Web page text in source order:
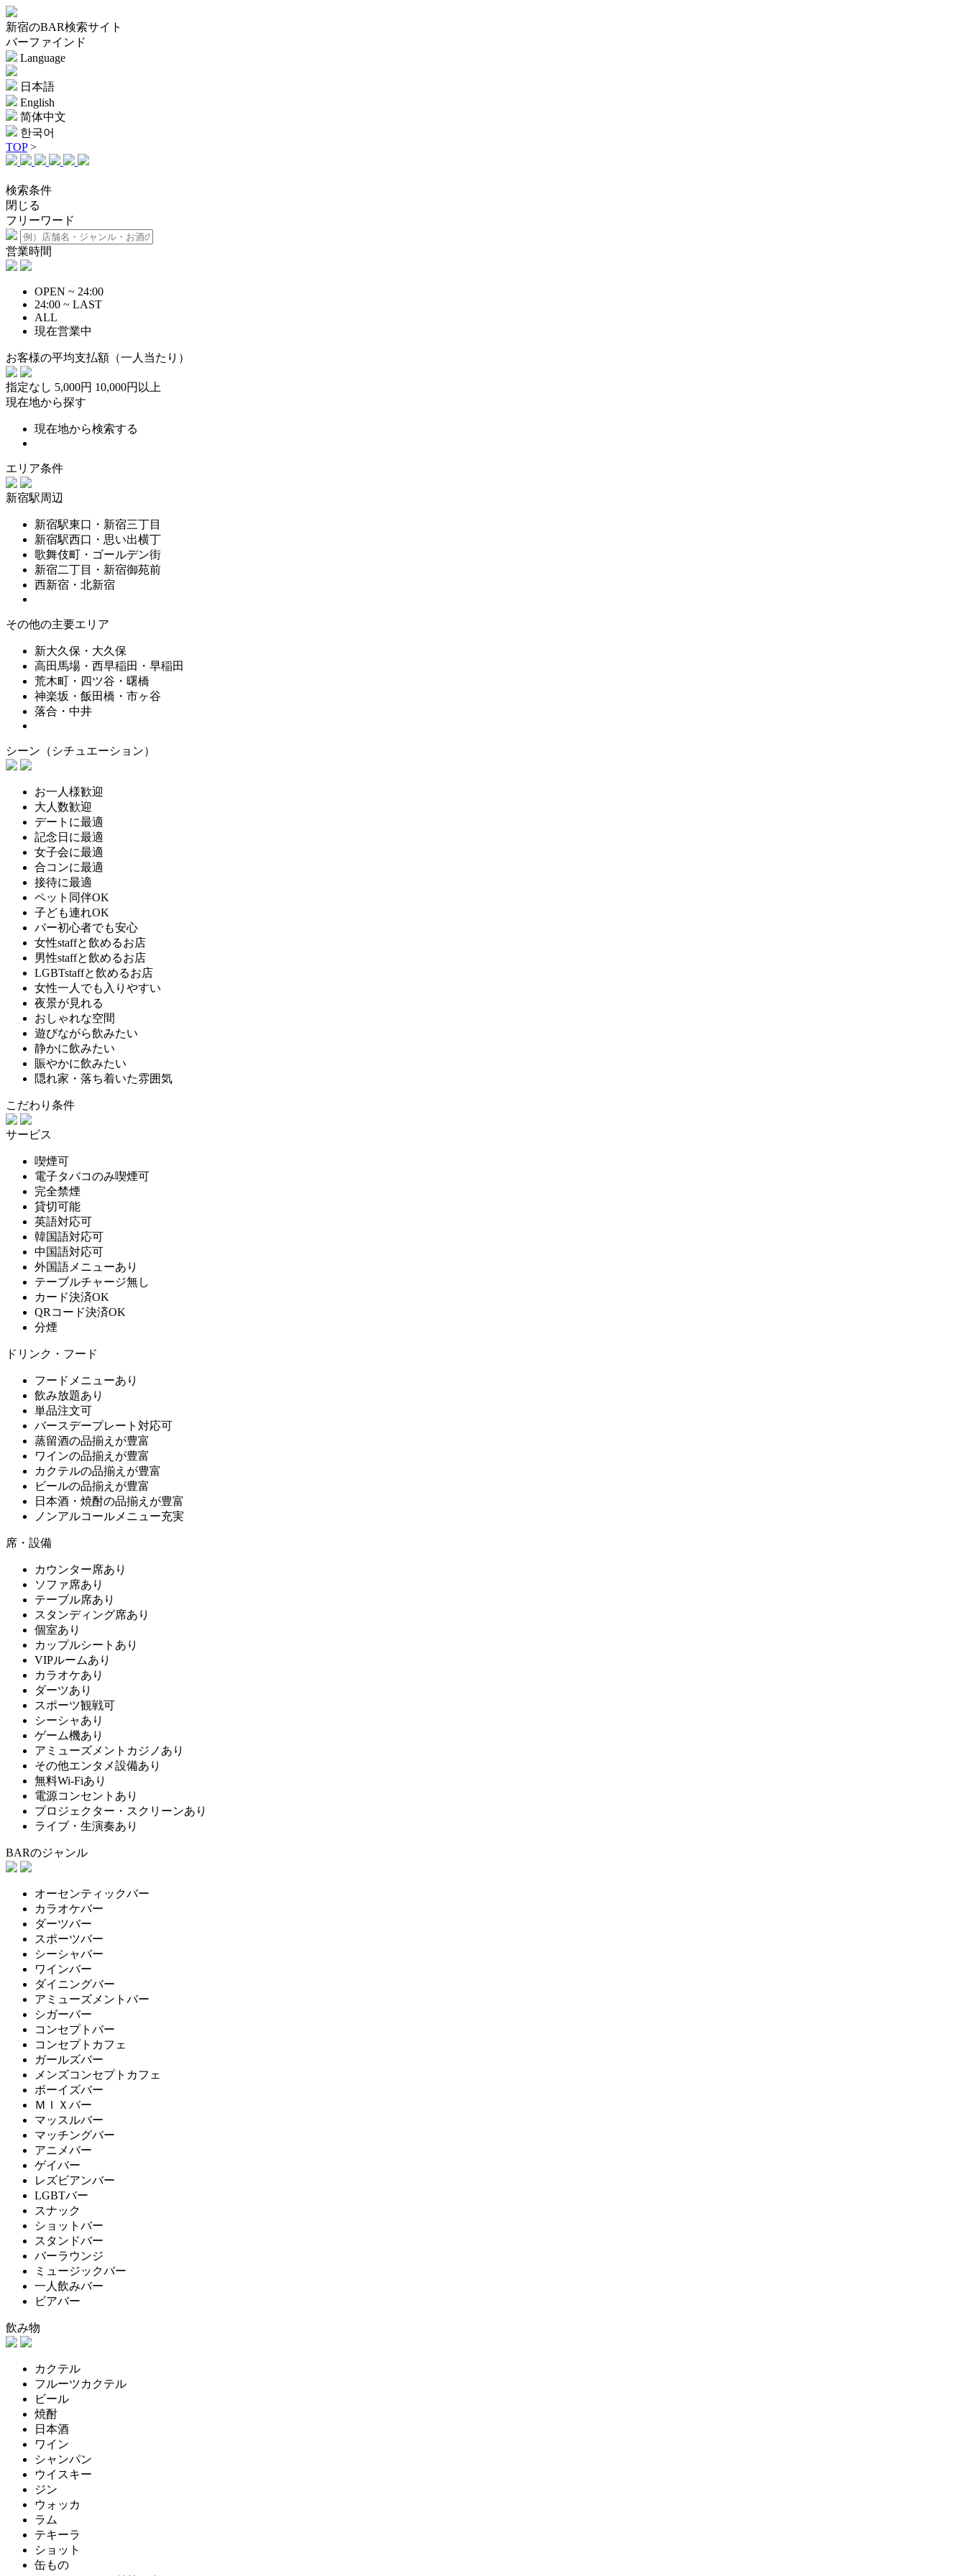
新宿のBAR検索サイト
バーファインド
Language
日本語
English
简体中文
한국어
TOP>
検索条件
閉じる
フリーワード
営業時間
OPEN ~ 24:00
24:00 ~ LAST
ALL
現在営業中
お客様の平均支払額（一人当たり）
指定なし 5,000円 10,000円以上
現在地から探す
現在地から検索する
エリア条件
新宿駅周辺
新宿駅東口・新宿三丁目
新宿駅西口・思い出横丁
歌舞伎町・ゴールデン街
新宿二丁目・新宿御苑前
西新宿・北新宿
その他の主要エリア
新大久保・大久保
高田馬場・西早稲田・早稲田
荒木町・四ツ谷・曙橋
神楽坂・飯田橋・市ヶ谷
落合・中井
シーン（シチュエーション）
お一人様歓迎
大人数歓迎
デートに最適
記念日に最適
女子会に最適
合コンに最適
接待に最適
ペット同伴OK
子ども連れOK
バー初心者でも安心
女性staffと飲めるお店
男性staffと飲めるお店
LGBTstaffと飲めるお店
女性一人でも入りやすい
夜景が見れる
おしゃれな空間
遊びながら飲みたい
静かに飲みたい
賑やかに飲みたい
隠れ家・落ち着いた雰囲気
こだわり条件
サービス
喫煙可
電子タバコのみ喫煙可
完全禁煙
貸切可能
英語対応可
韓国語対応可
中国語対応可
外国語メニューあり
テーブルチャージ無し
カード決済OK
QRコード決済OK
分煙
ドリンク・フード
フードメニューあり
飲み放題あり
単品注文可
バースデープレート対応可
蒸留酒の品揃えが豊富
ワインの品揃えが豊富
カクテルの品揃えが豊富
ビールの品揃えが豊富
日本酒・焼酎の品揃えが豊富
ノンアルコールメニュー充実
席・設備
カウンター席あり
ソファ席あり
テーブル席あり
スタンディング席あり
個室あり
カップルシートあり
VIPルームあり
カラオケあり
ダーツあり
スポーツ観戦可
シーシャあり
ゲーム機あり
アミューズメントカジノあり
その他エンタメ設備あり
無料Wi-Fiあり
電源コンセントあり
プロジェクター・スクリーンあり
ライブ・生演奏あり
BARのジャンル
オーセンティックバー
カラオケバー
ダーツバー
スポーツバー
シーシャバー
ワインバー
ダイニングバー
アミューズメントバー
シガーバー
コンセプトバー
コンセプトカフェ
ガールズバー
メンズコンセプトカフェ
ボーイズバー
ＭＩＸバー
マッスルバー
マッチングバー
アニメバー
ゲイバー
レズビアンバー
LGBTバー
スナック
ショットバー
スタンドバー
バーラウンジ
ミュージックバー
一人飲みバー
ビアバー
飲み物
カクテル
フルーツカクテル
ビール
焼酎
日本酒
ワイン
シャンパン
ウイスキー
ジン
ウォッカ
ラム
テキーラ
ショット
缶もの